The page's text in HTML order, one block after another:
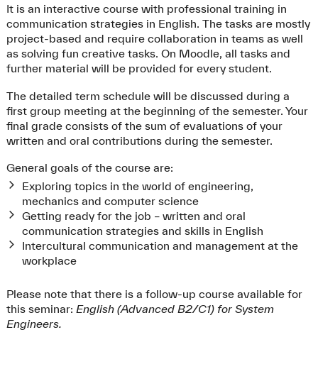
It is an interactive course with professional training in
communication strategies in English. The tasks are mostly
project-based and require collaboration in teams as well
as solving fun creative tasks. On Moodle, all tasks and
further material will be provided for every student.
The detailed term schedule will be discussed during a
first group meeting at the beginning of the semester. Your
final grade consists of the sum of evaluations of your
written and oral contributions during the semester.
General goals of the course are:
Exploring topics in the world of engineering,
mechanics and computer science
Getting ready for the job – written and oral
communication strategies and skills in English
Intercultural communication and management at the
workplace
Please note that there is a follow-up course available for
this seminar: English (Advanced B2/C1) for System
Engineers.